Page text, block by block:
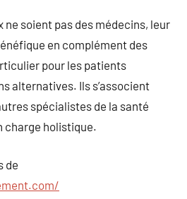
ne soient pas des médecins, leur
en complément des
pour les patients
alternatives. Ils s’associent
spécialistes de la santé
charge holistique.
de